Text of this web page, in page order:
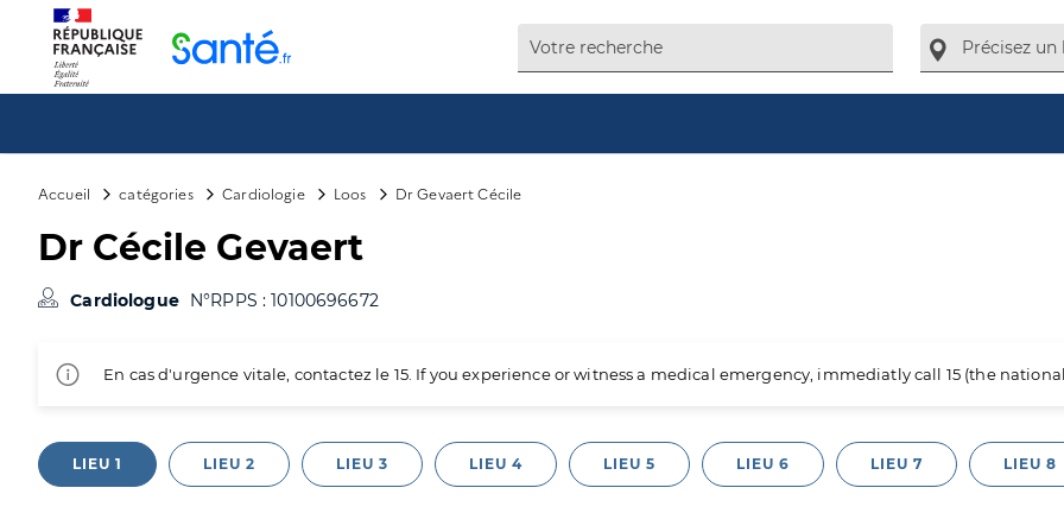
Accueil catégories Cardiologie Loos Dr Gevaert Cécile
Dr Cécile Gevaert
Cardiologue N°RPPS : 10100696672
En cas d'urgence vitale, contactez le 15. If you experience or witness a medical emergency, immediatly call 15 (the
LIEU 1 LIEU 2 LIEU 3 LIEU 4 LIEU 5 LIEU 6 LIEU 7 LIEU 8
Panneau de gestion des cookies